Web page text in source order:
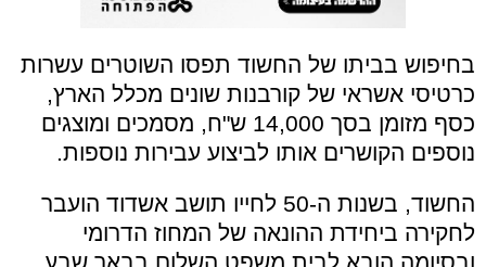
בחיפוש בביתו של החשוד תפסו השוטרים עשרות
כרטיסי אשראי של קורבנות שונים מכלל הארץ,
כסף מזומן בסך 14,000 ש"ח, מסמכים ומוצגים
נוספים הקושרים אותו לביצוע עבירות נוספות.
החשוד, בשנות ה-50 לחייו תושב אשדוד הועבר
לחקירה ביחידת ההונאה של המחוז הדרומי
ובסיומה הובא לבית משפט השלום בבאר שבע